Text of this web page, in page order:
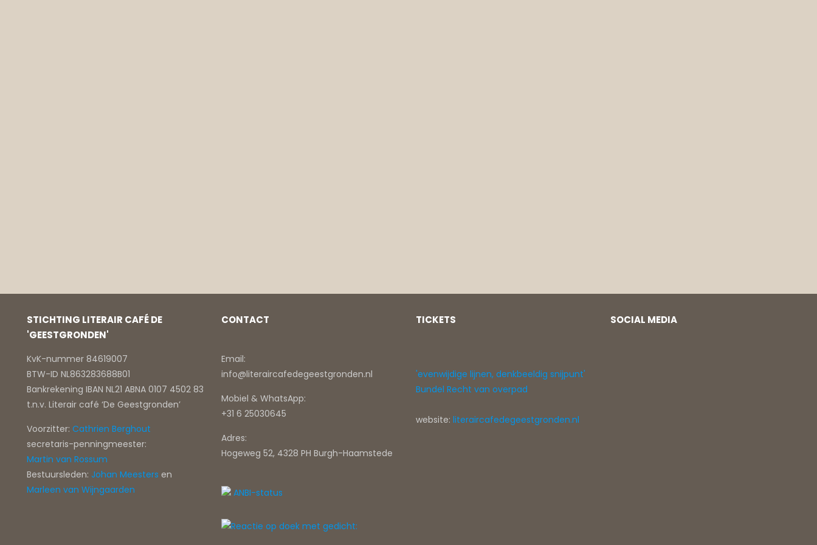
STICHTING LITERAIR CAFÉ DE
'GEESTGRONDEN'
KvK-nummer 84619007
BTW-ID NL863283688B01
Bankrekening IBAN NL21 ABNA 0107 4502 83
t.n.v. Literair café ‘De Geestgronden’
Voorzitter: Cathrien Berghout
secretaris-penningmeester:
Martin van Rossum
Bestuursleden: Johan Meesters en
Marleen van Wijngaarden
CONTACT
Email:
info@literaircafedegeestgronden.nl
Mobiel & WhatsApp:
+31 6 25030645
Adres:
Hogeweg 52, 4328 PH Burgh-Haamstede
ANBI-status
TICKETS
'evenwijdige lijnen, denkbeeldig snijpunt'
Bundel Recht van overpad
website: literaircafedegeestgronden.nl
SOCIAL MEDIA